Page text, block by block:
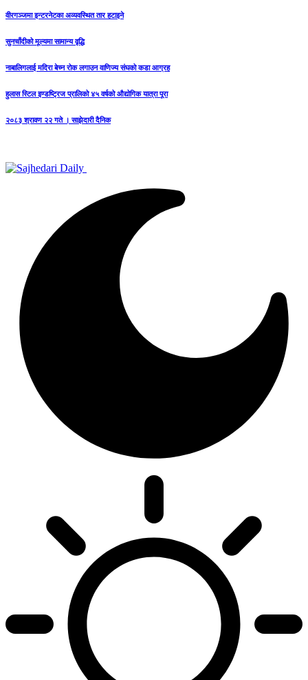
वीरगञ्जमा इन्टरनेटका अव्यवस्थित तार हटाइने
सुनचाँदीको मूल्यमा सामान्य वृद्धि
नाबालिगलाई मदिरा बेच्न रोक लगाउन वाणिज्य संघको कडा आग्रह
हुलास स्टिल इण्डष्ट्रिज प्रालिको ४५ वर्षको औद्योगिक यात्रा पूरा
२०८३ श्रावण २२ गते । साझेदारी दैनिक